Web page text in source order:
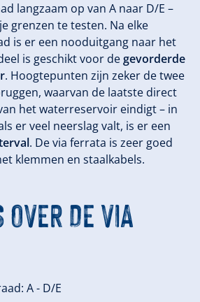
langzaam op van A naar D/E –
grenzen te testen. Na elke
is er een nooduitgang naar het
is geschikt voor degevorderde
. Hoogtepunten zijn zeker de twee
waarvan de laatste direct
het waterreservoir eindigt – in
er veel neerslag valt, is er een
. De via ferrata is zeer goed
klemmen en staalkabels.
OVER DE VIA
A - D/E